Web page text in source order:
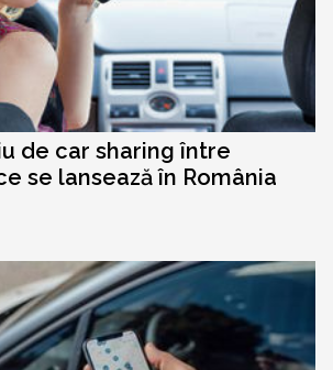
de car sharing între
se lansează în România